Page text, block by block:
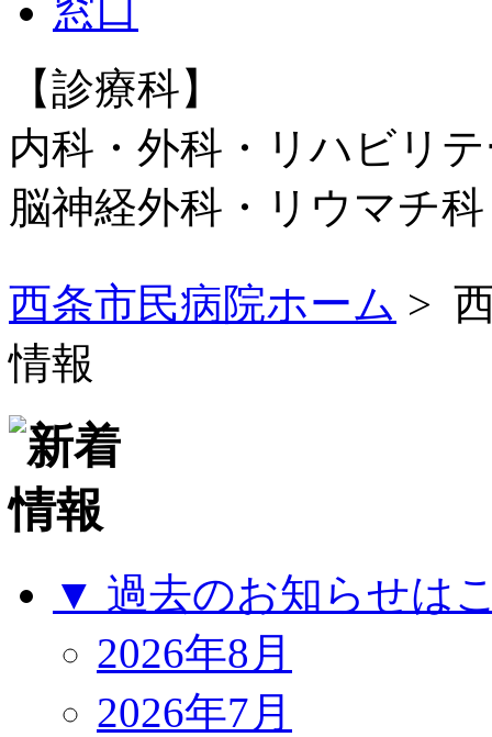
【診療科】
内科・外科・リハビリ
脳神経外科・リウマチ
西条市民病院ホーム >
情報
▼ 過去のお知らせは
2026年8月
2026年7月